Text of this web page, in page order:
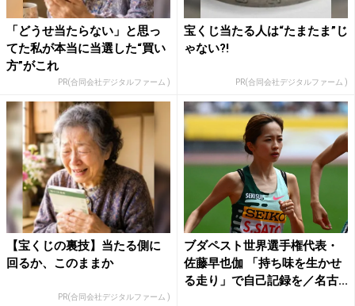
「どうせ当たらない」と思っ
てた私が本当に当選した“買い
方”がこれ
PR(合同会社デジタルファーム )
宝くじ当たる人は“たまたま”じ
ゃない?!
PR(合同会社デジタルファーム )
【宝くじの裏技】当たる側に
回るか、このままか
PR(合同会社デジタルファーム )
ブダペスト世界選手権代表・
佐藤早也伽 「持ち味を生かせ
る走り」で自己記録を／名古...